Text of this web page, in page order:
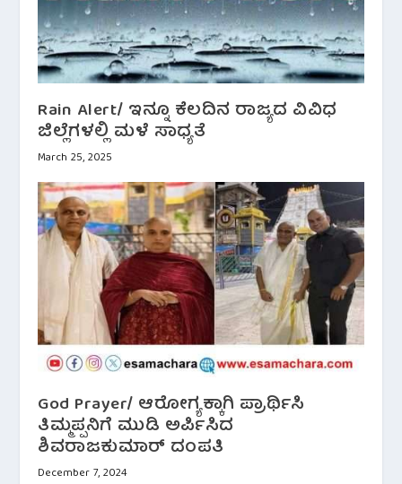
Rain Alert/ ಇನ್ನೂ ಕೆಲದಿನ ರಾಜ್ಯದ ವಿವಿಧ
ಜಿಲ್ಲೆಗಳಲ್ಲಿ ಮಳೆ ಸಾಧ್ಯತೆ
March 25, 2025
God Prayer/ ಆರೋಗ್ಯಕ್ಕಾಗಿ ಪ್ರಾರ್ಥಿಸಿ
ತಿಮ್ಮಪ್ಪನಿಗೆ ಮುಡಿ ಅರ್ಪಿಸಿದ
ಶಿವರಾಜಕುಮಾರ್ ದಂಪತಿ
December 7, 2024